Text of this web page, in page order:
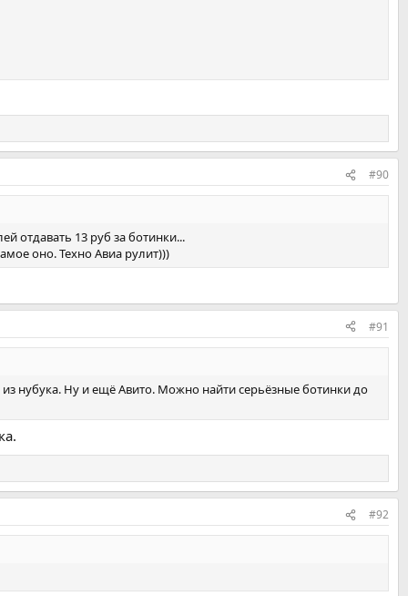
#90
отдавать 13 руб за ботинки...
оно. Техно Авиа рулит)))
#91
нубука. Ну и ещё Авито. Можно найти серьёзные ботинки до
#92